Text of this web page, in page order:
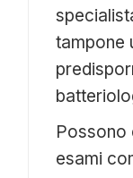
tampone
Possono
esami